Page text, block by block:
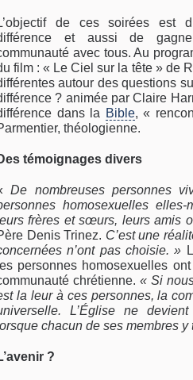
de ces soirées est
et aussi de
avec tous. Au
film : « Le Ciel sur la tête » de
autour des questions
? animée par Claire
dans la Bible, «
théologienne.
témoignages divers
De nombreuses personnes
homosexuelles
frères et sœurs, leurs amis
Denis Trinez. C’est une
n’ont pas choisie. »
personnes homosexuelles
chrétienne.« Si
la leur à ces personnes, la
L’Église ne devient
chacun de ses membres y
?